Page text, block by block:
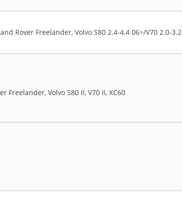
Rover Freelander, Volvo S80 2.4-4.4 06>/V70 2.0-3.2
Freelander, Volvo S80 II, V70 II, XC60